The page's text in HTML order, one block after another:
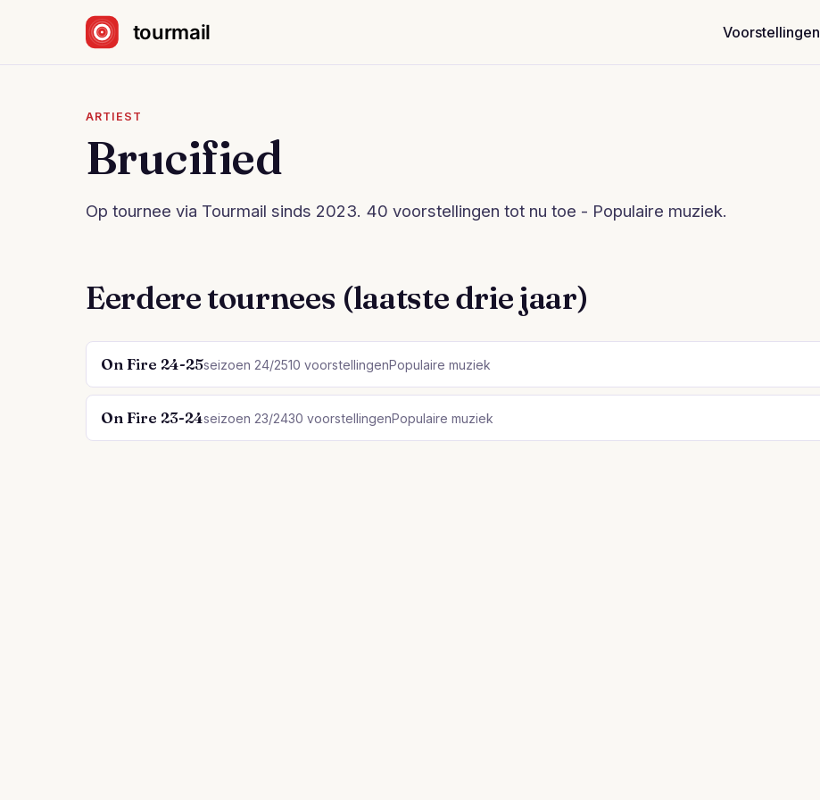
Voorstellingen
ARTIEST
Brucified
Op tournee via Tourmail sinds 2023. 40 voorstellingen tot nu toe - Populaire muziek.
Eerdere tournees (laatste drie jaar)
On Fire 24-25seizoen 24/2510 voorstellingenPopulaire muziek
On Fire 23-24seizoen 23/2430 voorstellingenPopulaire muziek